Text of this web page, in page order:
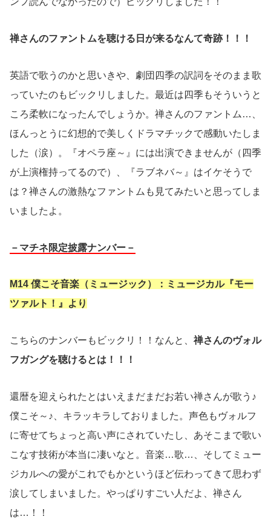
禅さんのファントムを聴ける日が来るなんて奇跡！！！
英語で歌うのかと思いきや、劇団四季の訳詞をそのまま歌
っていたのもビックリしました。最近は四季もそういうと
ころ柔軟になったんでしょうか。禅さんのファントム…、
ほんっとうに幻想的で美しくドラマチックで感動いたしま
した（涙）。『オペラ座～』には出演できませんが（四季
が上演権持ってるので）、『ラブネバ～』はイケそうで
は？禅さんの激熱なファントムも見てみたいと思ってしま
いましたよ。
－マチネ限定披露ナンバー－
M14 僕こそ音楽（ミュージック）：ミュージカル『モー
ツァルト！』より
こちらのナンバーもビックリ！！なんと、 禅さんのヴォル
フガングを聴けるとは！！！
還暦を迎えられたとはいえまだまだお若い禅さんが歌う♪
僕こそ～♪、キラッキラしておりました。声色もヴォルフ
に寄せてちょっと高い声にされていたし、あそこまで歌い
こなす技術が本当に凄いなと。音楽…歌…、そしてミュー
ジカルへの愛がこれでもかというほど伝わってきて思わず
涙してしまいました。やっぱりすごい人だよ、禅さん
は…！！